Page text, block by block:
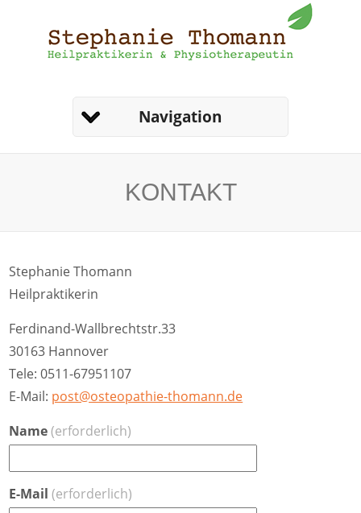
Navigation
KONTAKT
Stephanie Thomann
Heilpraktikerin
Ferdinand-Wallbrechtstr.33
30163 Hannover
Tele: 0511-67951107
E-Mail: post@osteopathie-thomann.de
Name(erforderlich)
E-Mail (erforderlich)